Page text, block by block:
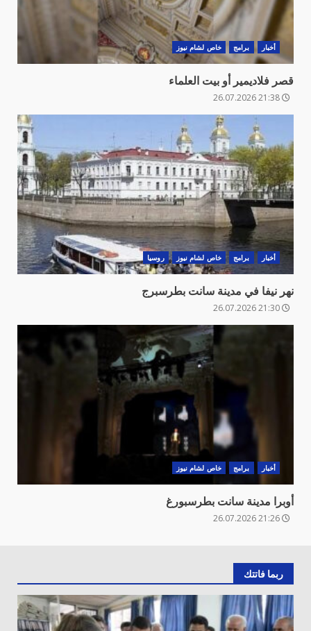
أخبار برامج خاص لشام نيوز
قصر فلاديمير أو بيت العلماء
أخبار برامج خاص لشام نيوز روسيا
نهر نيفا في مدينة سانت بطرسبرج
أخبار برامج خاص لشام نيوز
أوبرا مدينة سانت بطرسبورغ
ربما فاتتك